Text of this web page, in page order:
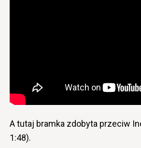
A tutaj bramka zdobyta przeciw
1:48).